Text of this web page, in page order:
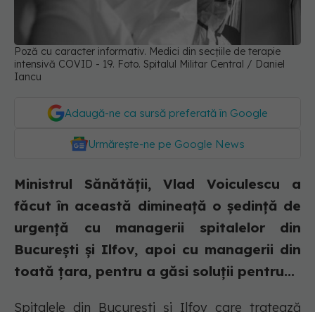
Poză cu caracter informativ. Medici din secțiile de terapie
intensivă COVID - 19. Foto. Spitalul Militar Central / Daniel
Iancu
Adaugă-ne ca sursă preferată în Google
Urmărește-ne pe Google News
Ministrul Sănătății, Vlad Voiculescu a
făcut în această dimineață o ședință de
urgență cu managerii spitalelor din
București și Ilfov, apoi cu managerii din
toată țara, pentru a găsi soluții pentru...
Spitalele din București și Ilfov care tratează